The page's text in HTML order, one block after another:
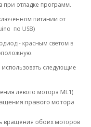
при отладке программ.
питании от
по USB)
- красным светом в
следующие
левого мотора ML1)
правого мотора
вращения обоих моторов